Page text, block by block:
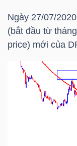
Ngày 27/07/
(bắt đầu từ
price) mới của
CÔNG
NGHIỆP